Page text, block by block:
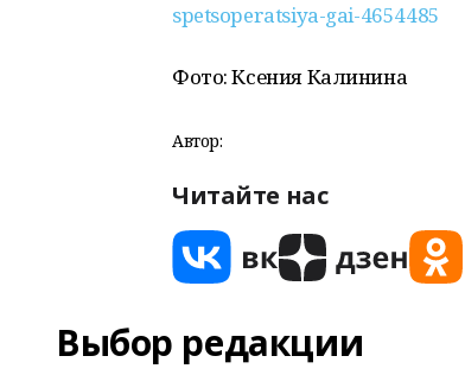
spetsoperatsiya-gai-4654485
Фото: Ксения Калинина
Автор:
Читайте нас
Выбор редакции